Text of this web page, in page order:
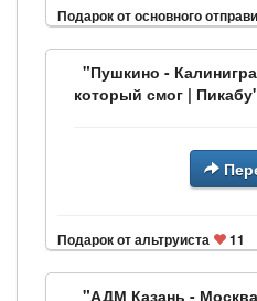
Подарок от основного
"Пушкино -
который смог |
Подарок от альтруиста 11
"АДМ Казань -